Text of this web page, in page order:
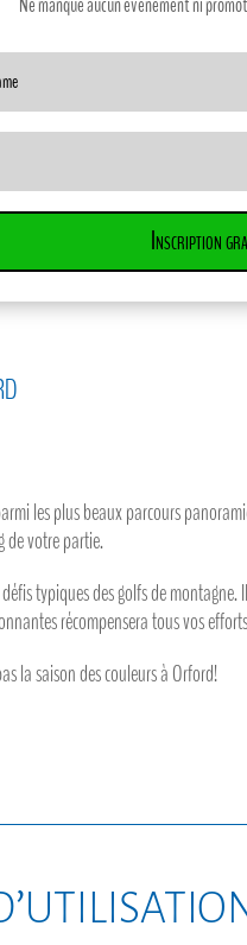
Inscription
les plus beaux parcours
de votre partie.
typiques des golfs de montagne.
récompensera tous vos
la saison des couleurs à Orford!